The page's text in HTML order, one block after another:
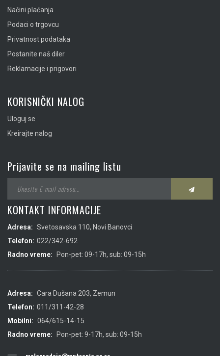
Načini plaćanja
Podaci o trgovcu
Privatnost podataka
Postanite naš diler
Reklamacije i prigovori
KORISNIČKI NALOG
Uloguj se
Kreirajte nalog
Prijavite se na mailing listu
KONTAKT INFORMACIJE
Adresa: Svetosavska 110, Novi Banovci
Telefon: 022/342-692
Radno vreme:
Pon-pet: 09-17h, sub: 09-15h
Adresa: Cara Dušana 203, Zemun
Telefon: 011/311-42-28
Mobilni: 064/615-14-15
Radno vreme:
Pon-pet: 9-17h, sub: 09-15h